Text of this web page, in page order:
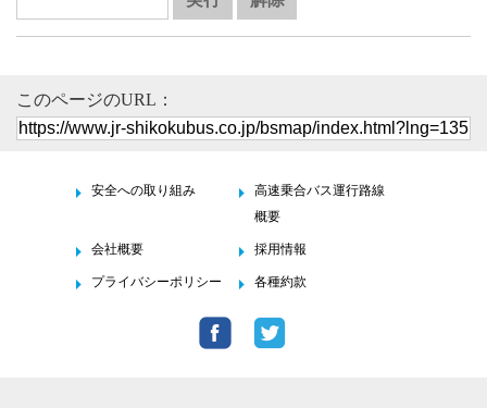
このページのURL：
安全への取り組み
高速乗合バス運行路線
概要
会社概要 採用情報
プライバシーポリシー 各種約款